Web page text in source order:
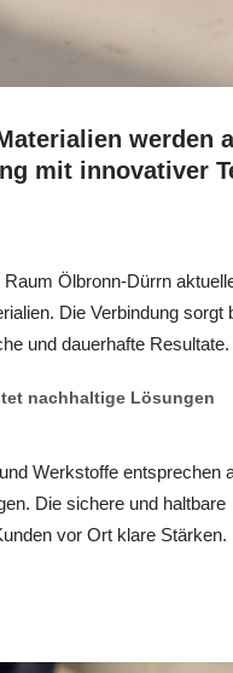
werden
mit innovativer
Ölbronn-Dürrn
Die Verbindung sorgt
und dauerhafte Resultate.
nachhaltige Lösungen
Werkstoffe entsprechen
Die sichere und haltbare
vor Ort klare Stärken.